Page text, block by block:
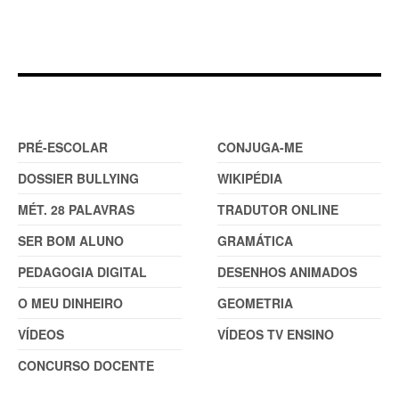
PRÉ-ESCOLAR
DOSSIER BULLYING
MÉT. 28 PALAVRAS
SER BOM ALUNO
PEDAGOGIA DIGITAL
O MEU DINHEIRO
VÍDEOS
CONCURSO DOCENTE
CONJUGA-ME
WIKIPÉDIA
TRADUTOR ONLINE
GRAMÁTICA
DESENHOS ANIMADOS
GEOMETRIA
VÍDEOS TV ENSINO